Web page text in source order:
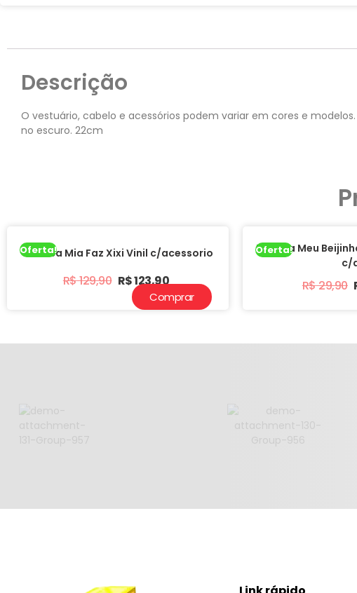
Descrição
O vestuário, cabelo e acessórios podem variar em cores e
no escuro. 22cm
Oferta!
Boneca Mia Faz Xixi Vinil c/acessorio
R$129,90 R$123,90
Oferta!
Boneca Meu
c/
R$29,90
Comprar